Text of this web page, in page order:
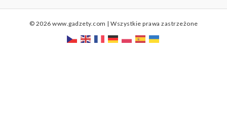
© 2026 www.gadzety.com | Wszystkie prawa zastrzeżone